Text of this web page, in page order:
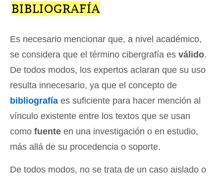
BIBLIOGRAFÍA
Es necesario mencionar que, a nivel académico,
se considera que el término cibergrafía es válido.
De todos modos, los expertos aclaran que su uso
resulta innecesario, ya que el concepto de
bibliografía es suficiente para hacer mención al
vínculo existente entre los textos que se usan
como fuente en una investigación o en estudio,
más allá de su procedencia o soporte.
De todos modos, no se trata de un caso aislado o